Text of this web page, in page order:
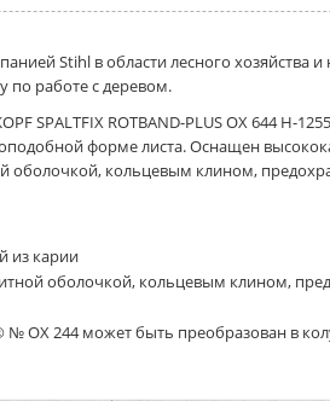
Stihl в области лесного хозяйства
по работе с деревом.
SPALTFIX ROTBAND-PLUS OX 644 H-
форме листа. Оснащен
оболочкой, кольцевым клином,
из карии
оболочкой, кольцевым клином,
№ OX 244 может быть преобразован в